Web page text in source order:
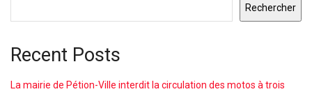
Rechercher
Recent Posts
La mairie de Pétion-Ville interdit la circulation des motos à trois